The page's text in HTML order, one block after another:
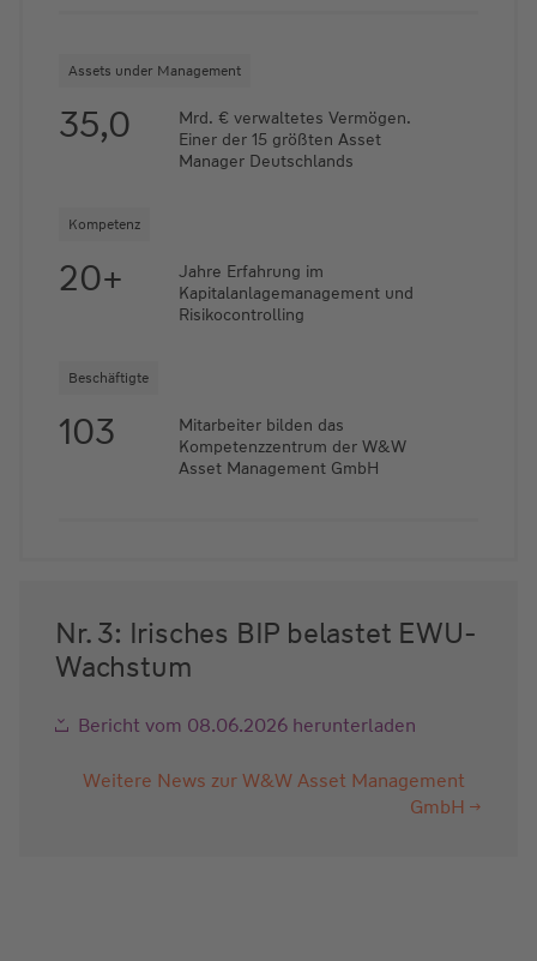
Assets under Management
35,0
Mrd. € verwaltetes Vermögen.
Einer der 15 größten Asset
Manager Deutschlands
Kompetenz
20+
Jahre Erfahrung im
Kapitalanlagemanagement und
Risikocontrolling
Beschäftigte
103
Mitarbeiter bilden das
Kompetenzzentrum der W&W
Asset Management GmbH
Nr. 3: Irisches BIP belastet EWU-
Wachstum
Bericht vom 08.06.2026 herunterladen
Weitere News zur W&W Asset Management
GmbH